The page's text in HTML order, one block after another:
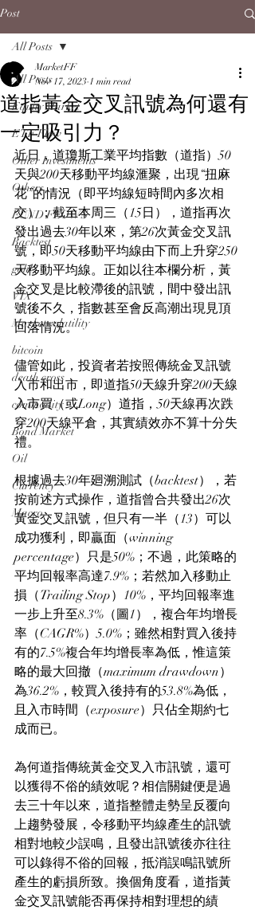
Post
All Posts
Equity Market
ETF Flow
Other Investments
Others
FUND FLOWS
Backtest
gold
VIX
Market volatility
bitcoin
death cross
commodity
Bond Market
Oil
Currency
Macro
All Posts
道指黃金交叉訊號為何還有
一定吸引力？
MarketFF
Nov 17, 2023 1 min read
近日，道瓊斯工業平均指數（道指）50
天與200天移動平均線滙聚，出現“扭麻
花”的情況（即平均線短時間內多次相
交）；截至本周三（15日），道指再次
發出過去30年以來，第26次黃金交叉訊
號，即50天移動平均線由下而上升穿250
天移動平均線。正如以往本欄分析，黃
金交叉是比較滯後的訊號，間中發出訊
號後不久，指數甚至會反高潮出現見頂
回落情況。
儘管如此，投資者若按照傳統金叉訊號
入市和出市，即道指50天線升穿200天線
入市買（或Long）道指，50天線再次跌
穿200天線平倉，其實績效亦不算十分失
禮。
根據過去30年廻溯測試（backtest），若
按前述方式操作，道指曾合共發出26次
黃金交叉訊號，但只有一半（13）可以
成功獲利，即贏面（winning
percentage）只是50%；不過，此策略的
平均回報率高達7.9%；若然加入移動止
損（Trailing Stop）10%，平均回報率進
一步上升至8.3%（圖1），複合年均增長
率（CAGR%）5.0%；雖然相對買入後持
有的7.5%複合年均增長率為低，惟這策
略的最大回撤（maximum drawdown）
為36.2%，較買入後持有的53.8%為低，
且入市時間（exposure）只佔全期約七
成而已。
為何道指傳統黃金交叉入市訊號，還可
以獲得不俗的績效呢？相信關鍵便是過
去三十年以來，道指整體走勢呈反覆向
上趨勢發展，令移動平均線產生的訊號
相對地較少誤鳴，且發出訊號後亦往往
可以錄得不俗的回報，抵消誤鳴訊號所
產生的虧損所致。換個角度看，道指黃
金交叉訊號能否再保持相對理想的績